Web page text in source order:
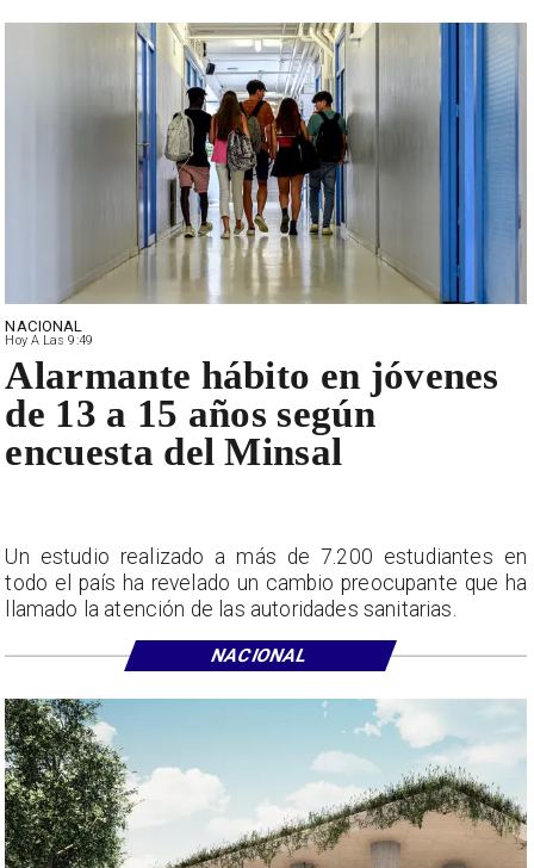
NACIONAL
Hoy A Las 9:49
Alarmante hábito en jóvenes
de 13 a 15 años según
encuesta del Minsal
Un estudio realizado a más de 7.200 estudiantes en
todo el país ha revelado un cambio preocupante que ha
llamado la atención de las autoridades sanitarias.
NACIONAL